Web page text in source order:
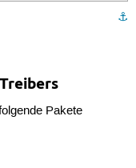
⚓︎
Pakete